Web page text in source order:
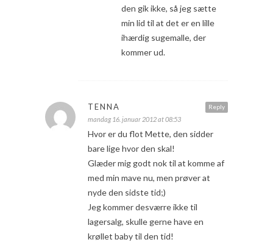
den gik ikke, så jeg sætte
min lid til at det er en lille
ihærdig sugemalle, der
kommer ud.
Reply
TENNA
mandag 16. januar 2012 at 08:53
Hvor er du flot Mette, den sidder
bare lige hvor den skal!
Glæder mig godt nok til at komme af
med min mave nu, men prøver at
nyde den sidste tid;)
Jeg kommer desværre ikke til
lagersalg, skulle gerne have en
krøllet baby til den tid!